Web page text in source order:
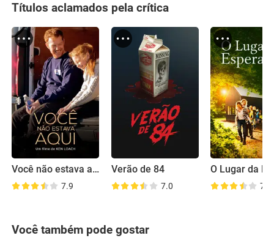
Títulos aclamados pela crítica
Você não estava aqui
7.9
Verão de 84
7.0 7.0
Você também pode gostar